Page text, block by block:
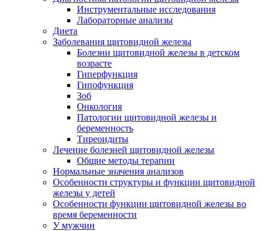
Инструментальные исследования
Лабораторные анализы
Диета
Заболевания щитовидной железы
Болезни щитовидной железы в детском
возрасте
Гиперфункция
Гипофункция
Зоб
Онкология
Патологии щитовидной железы и
беременность
Тиреоидиты
Лечение болезней щитовидной железы
Общие методы терапии
Нормальные значения анализов
Особенности структуры и функции щитовидной
железы у детей
Особенности функции щитовидной железы во
время беременности
У мужчин